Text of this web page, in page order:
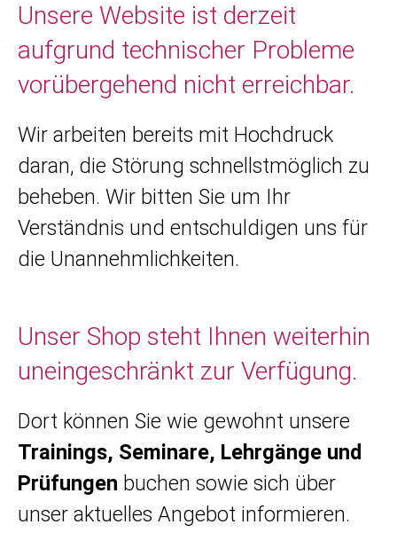
Unsere Website ist derzeit
aufgrund technischer Probleme
vorübergehend nicht erreichbar.
Wir arbeiten bereits mit Hochdruck
daran, die Störung schnellstmöglich zu
beheben. Wir bitten Sie um Ihr
Verständnis und entschuldigen uns für
die Unannehmlichkeiten.
Unser Shop steht Ihnen weiterhin
uneingeschränkt zur Verfügung.
Dort können Sie wie gewohnt unsere
Trainings, Seminare, Lehrgänge und
Prüfungen buchen sowie sich über
unser aktuelles Angebot informieren.